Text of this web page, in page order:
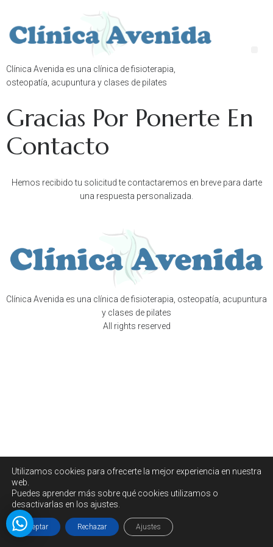
Clínica Avenida es una clínica de fisioterapia,
osteopatía, acupuntura y clases de pilates
Gracias Por Ponerte En
Contacto
Hemos recibido tu solicitud te contactaremos en breve para darte
una respuesta personalizada.
Clínica Avenida es una clínica de fisioterapia, osteopatía, acupuntura
y clases de pilates
All rights reserved
Utilizamos cookies para ofrecerte la mejor experiencia en nuestra
web.
Puedes aprender más sobre qué cookies utilizamos o
desactivarlas en los ajustes.
Aceptar Rechazar Ajustes